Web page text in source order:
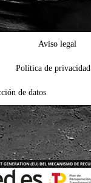
Aviso legal
Política de privacidad
de datos